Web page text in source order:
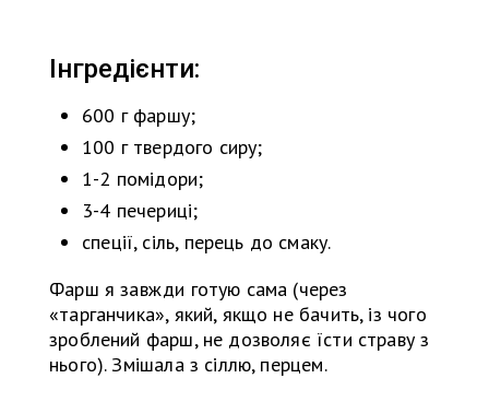
Інгредієнти:
600 г фаршу;
100 г твердого сиру;
1-2 помідори;
3-4 печериці;
спеції, сіль, перець до смаку.
Фарш я завжди готую сама (через
«тарганчика», який, якщо не бачить, із чого
зроблений фарш, не дозволяє їсти страву з
нього). Змішала з сіллю, перцем.